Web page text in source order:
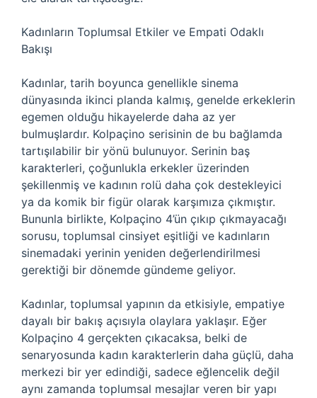
Kadınların Toplumsal Etkiler ve Empati Odaklı
Bakışı
Kadınlar, tarih boyunca genellikle sinema
dünyasında ikinci planda kalmış, genelde erkeklerin
egemen olduğu hikayelerde daha az yer
bulmuşlardır. Kolpaçino serisinin de bu bağlamda
tartışılabilir bir yönü bulunuyor. Serinin baş
karakterleri, çoğunlukla erkekler üzerinden
şekillenmiş ve kadının rolü daha çok destekleyici
ya da komik bir figür olarak karşımıza çıkmıştır.
Bununla birlikte, Kolpaçino 4’ün çıkıp çıkmayacağı
sorusu, toplumsal cinsiyet eşitliği ve kadınların
sinemadaki yerinin yeniden değerlendirilmesi
gerektiği bir dönemde gündeme geliyor.
Kadınlar, toplumsal yapının da etkisiyle, empatiye
dayalı bir bakış açısıyla olaylara yaklaşır. Eğer
Kolpaçino 4 gerçekten çıkacaksa, belki de
senaryosunda kadın karakterlerin daha güçlü, daha
merkezi bir yer edindiği, sadece eğlencelik değil
aynı zamanda toplumsal mesajlar veren bir yapı